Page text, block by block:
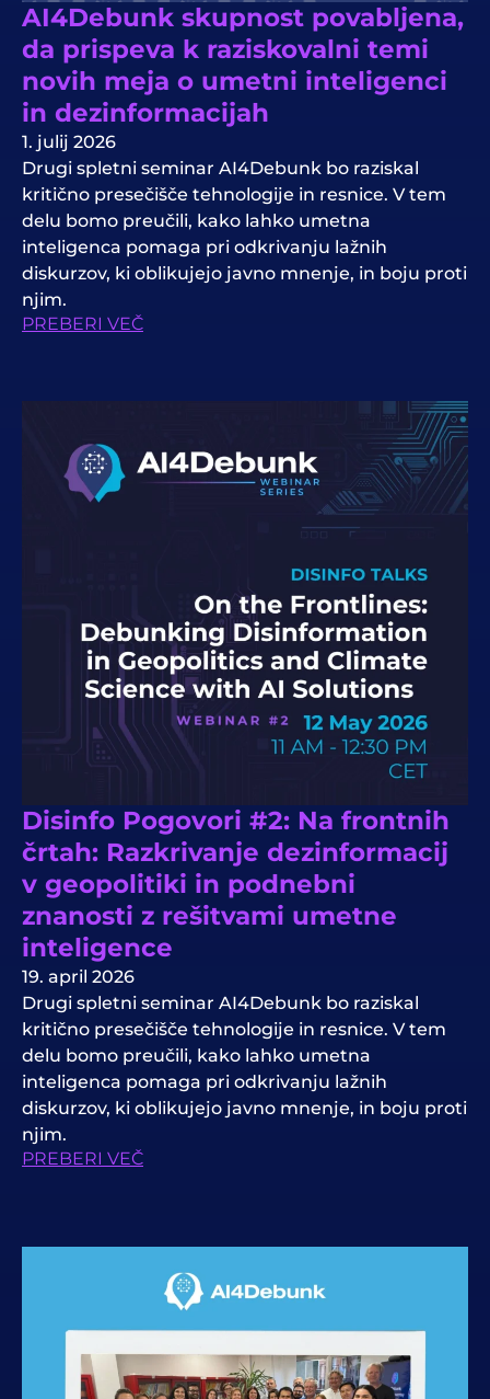
AI4Debunk skupnost povabljena,
da prispeva k raziskovalni temi
novih meja o umetni inteligenci
in dezinformacijah
1. julij 2026
Drugi spletni seminar AI4Debunk bo raziskal
kritično presečišče tehnologije in resnice. V tem
delu bomo preučili, kako lahko umetna
inteligenca pomaga pri odkrivanju lažnih
diskurzov, ki oblikujejo javno mnenje, in boju proti
njim.
PREBERI VEČ
Disinfo Pogovori #2: Na frontnih
črtah: Razkrivanje dezinformacij
v geopolitiki in podnebni
znanosti z rešitvami umetne
inteligence
19. april 2026
Drugi spletni seminar AI4Debunk bo raziskal
kritično presečišče tehnologije in resnice. V tem
delu bomo preučili, kako lahko umetna
inteligenca pomaga pri odkrivanju lažnih
diskurzov, ki oblikujejo javno mnenje, in boju proti
njim.
PREBERI VEČ